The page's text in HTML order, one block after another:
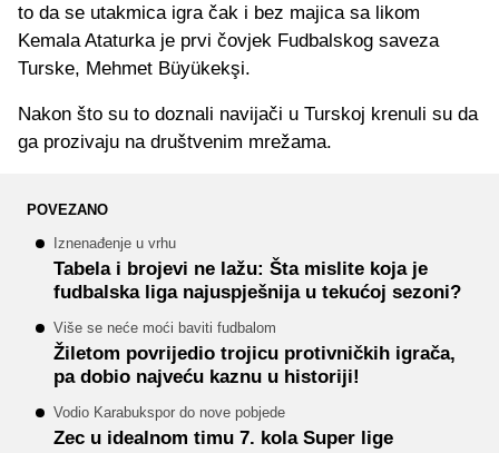
to da se utakmica igra čak i bez majica sa likom
Kemala Ataturka je prvi čovjek Fudbalskog saveza
Turske, Mehmet Büyükekşi.
Nakon što su to doznali navijači u Turskoj krenuli su da
ga prozivaju na društvenim mrežama.
POVEZANO
Iznenađenje u vrhu
Tabela i brojevi ne lažu: Šta mislite koja je
fudbalska liga najuspješnija u tekućoj sezoni?
Više se neće moći baviti fudbalom
Žiletom povrijedio trojicu protivničkih igrača,
pa dobio najveću kaznu u historiji!
Vodio Karabukspor do nove pobjede
Zec u idealnom timu 7. kola Super lige